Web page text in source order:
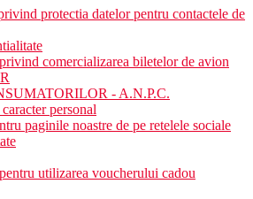
aeroport
protectia datelor pentru contactele de
comercializarea biletelor de avion
- A.N.P.C.
personal
paginile noastre de pe retelele sociale
utilizarea voucherului cadou